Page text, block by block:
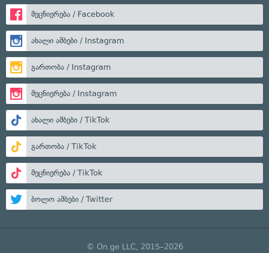
მეცნიერება / Facebook
ახალი ამბები / Instagram
გართობა / Instagram
მეცნიერება / Instagram
ახალი ამბები / TikTok
გართობა / TikTok
მეცნიერება / TikTok
ბოლო ამბები / Twitter
© On.ge LLC, 2015–2026